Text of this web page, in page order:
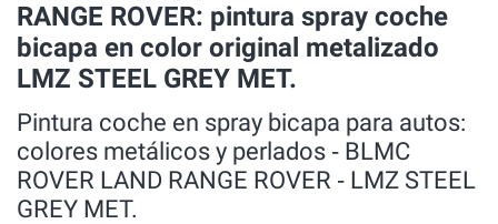
RANGE ROVER: pintura spray coche
bicapa en color original metalizado
LMZ STEEL GREY MET.
Pintura coche en spray bicapa para autos:
colores metálicos y perlados ‐ BLMC
ROVER LAND RANGE ROVER ‐ LMZ STEEL
GREY MET.